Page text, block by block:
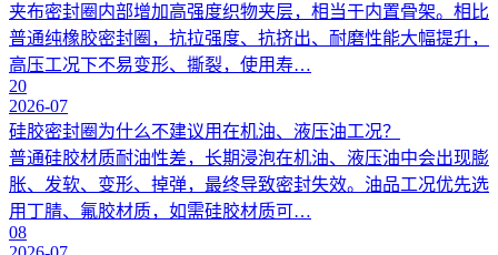
夹布密封圈内部增加高强度织物夹层，相当于内置骨架。相比
普通纯橡胶密封圈，抗拉强度、抗挤出、耐磨性能大幅提升，
高压工况下不易变形、撕裂，使用寿…
20
2026-07
硅胶密封圈为什么不建议用在机油、液压油工况？
普通硅胶材质耐油性差，长期浸泡在机油、液压油中会出现膨
胀、发软、变形、掉弹，最终导致密封失效。油品工况优先选
用丁腈、氟胶材质，如需硅胶材质可…
08